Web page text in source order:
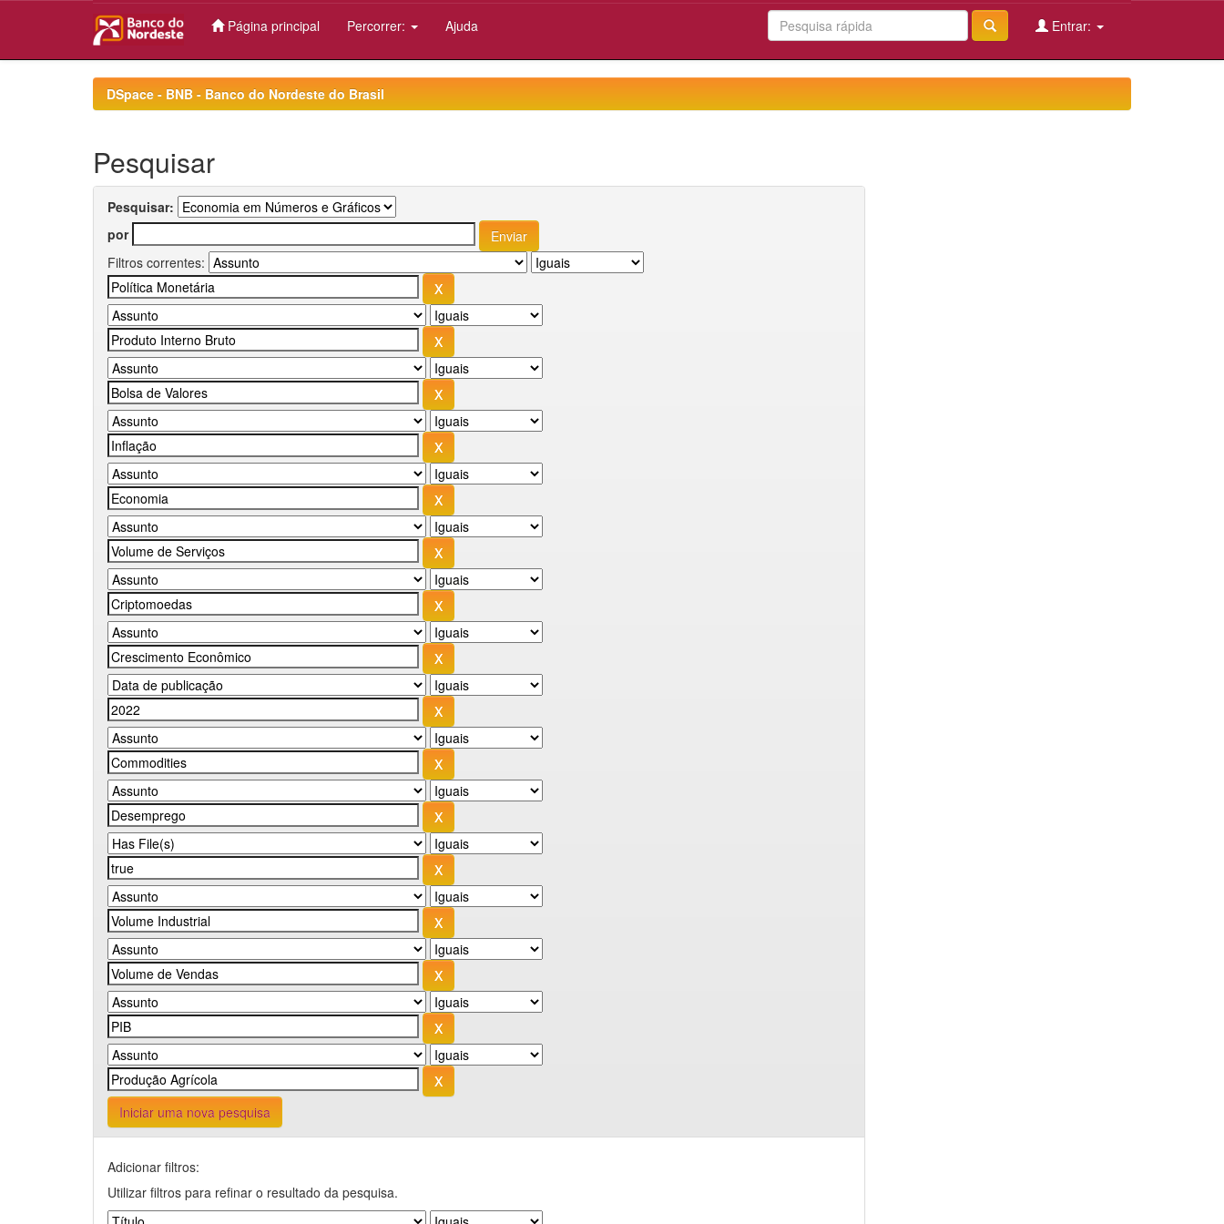
Página principal Percorrer: Ajuda Entrar:
DSpace - BNB - Banco do Nordeste do Brasil
Pesquisar
Pesquisar:
por
Filtros correntes:
Iniciar uma nova pesquisa
Adicionar filtros:
Utilizar filtros para refinar o resultado da pesquisa.